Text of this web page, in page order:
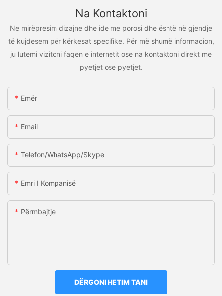
Na Kontaktoni
Ne mirëpresim dizajne dhe ide me porosi dhe është në gjendje
të kujdesem për kërkesat specifike. Për më shumë informacion,
ju lutemi vizitoni faqen e internetit ose na kontaktoni direkt me
pyetjet ose pyetjet.
Emër
Email
Telefon/WhatsApp/Skype
Emri I Kompanisë
Përmbajtje
DËRGONI HETIM TANI